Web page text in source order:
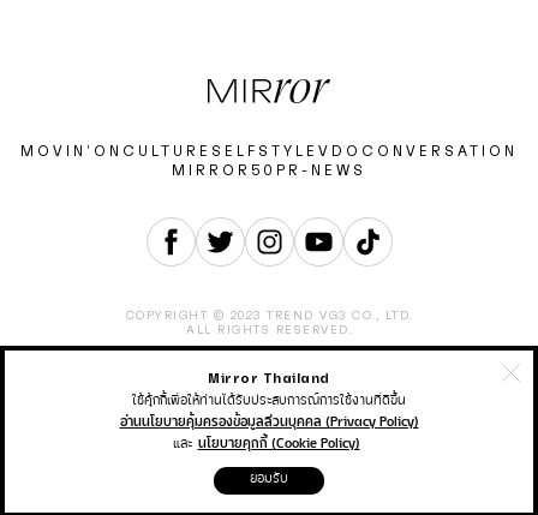
MOVIN’ON CULTURE SELF STYLE VDO CONVERSATION
MIRROR50 PR-NEWS
COPYRIGHT © 2023 TREND VG3 CO., LTD.
ALL RIGHTS RESERVED.
CAREERADVERTISEMENT
TERMS & CONDITION
PRIVACY POLICY
THAIRATH MONEY
THAIRATH TVTHAIRATH PLUS
Mirror Thailand
ใช้คุ้กกี้เพื่อให้ท่านได้รับประสบการณ์การใช้งานที่ดีขึ้น
อ่านนโยบายคุ้มครองข้อมูลส่วนบุคคล (Privacy Policy)
และ นโยบายคุกกี้ (Cookie Policy)
ยอมรับ